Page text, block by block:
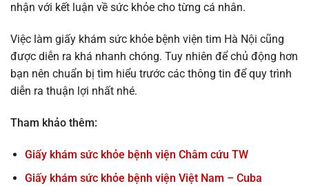
nhận với kết luận về sức khỏe cho từng cá nhân.
Việc làm giấy khám sức khỏe bệnh viện tim Hà Nội cũng
được diễn ra khá nhanh chóng. Tuy nhiên để chủ động hơn
bạn nên chuẩn bị tìm hiểu trước các thông tin để quy trình
diễn ra thuận lợi nhất nhé.
Tham khảo thêm:
Giấy khám sức khỏe bệnh viện Châm cứu TW
Giấy khám sức khỏe bệnh viện Việt Nam – Cuba